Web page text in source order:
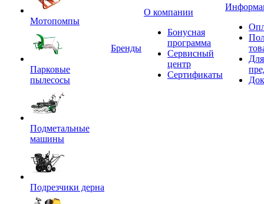
Мотопомпы
Парковые
пылесосы
Подметальные
машины
Подрезчики дерна
Бренды
О компании
Бонусная
программа
Сервисный
центр
Сертификаты
Для